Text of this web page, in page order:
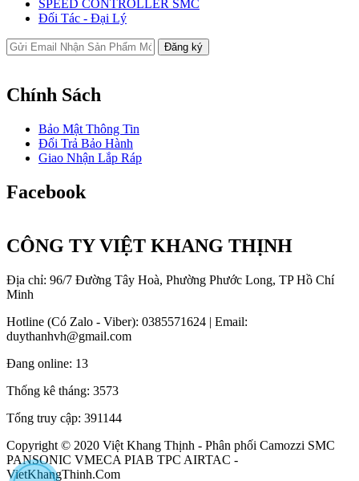
SPEED CONTROLLER SMC
Đối Tác - Đại Lý
Chính Sách
Bảo Mật Thông Tin
Đổi Trả Bảo Hành
Giao Nhận Lắp Ráp
Facebook
CÔNG TY VIỆT KHANG THỊNH
Địa chỉ: 96/7 Đường Tây Hoà, Phường Phước Long, TP Hồ Chí
Minh
Hotline (Có Zalo - Viber): 0385571624 | Email:
duythanhvh@gmail.com
Đang online: 13
Thống kê tháng: 3573
Tổng truy cập: 391144
Copyright © 2020 Việt Khang Thịnh - Phân phối Camozzi SMC
PANSONIC VMECA PIAB TPC AIRTAC -
VietKhangThinh.Com